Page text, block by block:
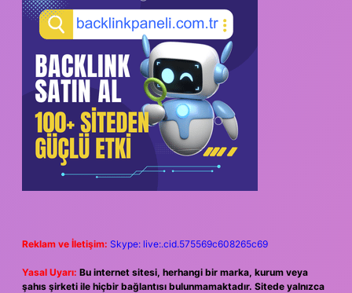
Reklam ve İletişim: Skype: live:.cid.575569c608265c69
Yasal Uyarı: Bu internet sitesi, herhangi bir marka, kurum veya
şahıs şirketi ile hiçbir bağlantısı bulunmamaktadır. Sitede yalnızca